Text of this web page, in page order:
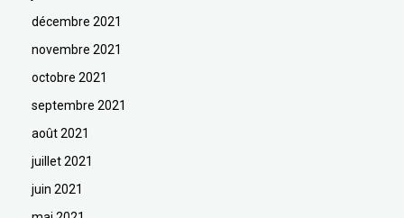
décembre 2021
novembre 2021
octobre 2021
septembre 2021
août 2021
juillet 2021
juin 2021